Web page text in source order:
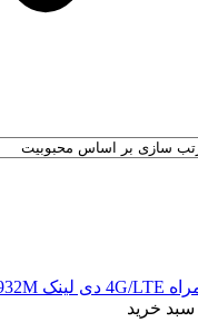
سبد خرید